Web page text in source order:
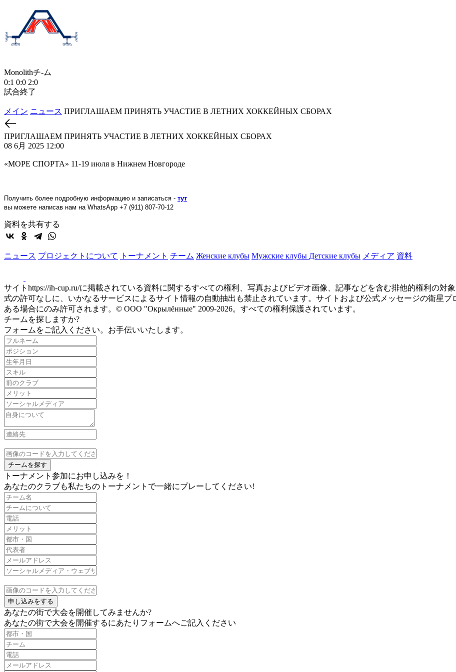
Monolithチ-ム
0:1 0:0 2:0
試合終了
メイン ニュース ПРИГЛАШАЕМ ПРИНЯТЬ УЧАСТИЕ В ЛЕТНИХ ХОККЕЙНЫХ СБОРАХ
ПРИГЛАШАЕМ ПРИНЯТЬ УЧАСТИЕ В ЛЕТНИХ ХОККЕЙНЫХ СБОРАХ
08 6月 2025 12:00
«МОРЕ СПОРТА» 11-19 июля в Нижнем Новгороде
Получить более подробную информацию и записаться - тут
вы можете написав нам на WhatsApp +7 (911) 807-70-12
資料を共有する
ニュース プロジェクトについて トーナメント チーム Женские клубы Мужские клубы Детские клубы メディア 資料
サイトhttps://ih-cup.ru/に掲載されている資料に関するすべての権利、写真およびビデオ画像、記事などを含む排他的権利の対
式の許可なしに、いかなるサービスによるサイト情報の自動抽出も禁止されています。サイトおよび公式メッセージの衛星プ
ある場合にのみ許可されます。© ООО "Окрылённые" 2009-2026。すべての権利保護されています。
チームを探しますか?
フォームをご記入ください。お手伝いいたします。
チームを探す
トーナメント参加にお申し込みを！
あなたのクラブも私たちのトーナメントで一緒にプレーしてください!
申し込みをする
あなたの街で大会を開催してみませんか?
あなたの街で大会を開催するにあたりフォームへご記入ください